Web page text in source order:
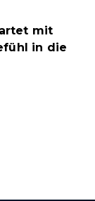
mit
in die